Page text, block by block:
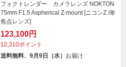
フォクトレンダー カメラレンズ NOKTON
75mm F1.5 Aspherical Z-mount [ニコンZ /単
焦点レンズ]
123,100円
12,310ポイント
送料無料、9月9日（水） お届け